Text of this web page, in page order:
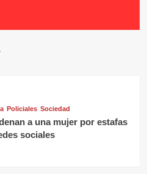
Policiales Sociedad
a una mujer por estafas
sociales